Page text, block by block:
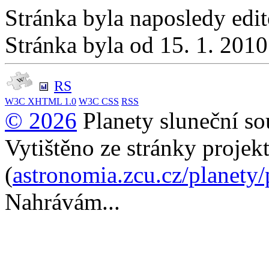
Stránka byla naposledy
Stránka byla od 15. 1.
RS
W3C XHTML 1.0 W3C CSS RSS
© 2026 Planety sluneční
Vytištěno ze stránky
(astronomia.zcu.cz/
Nahrávám...